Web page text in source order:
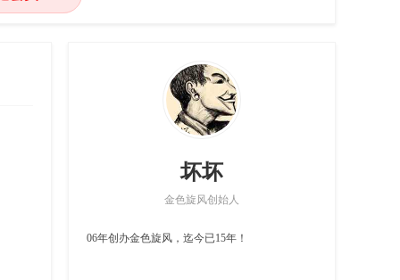
坏坏
金色旋风创始人
06年创办金色旋风，迄今已15年！